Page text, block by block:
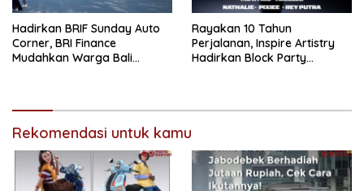
Hadirkan BRIF Sunday Auto
Corner, BRI Finance
Mudahkan Warga Bali
Rayakan 10 Tahun
Perjalanan, Inspire Artistry
Hadirkan Block Party
Rekomendasi untuk kamu